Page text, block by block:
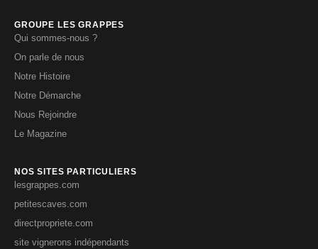
GROUPE LES GRAPPES
Qui sommes-nous ?
On parle de nous
Notre Histoire
Notre Démarche
Nous Rejoindre
Le Magazine
NOS SITES PARTICULIERS
lesgrappes.com
petitescaves.com
directpropriete.com
site vignerons indépendants